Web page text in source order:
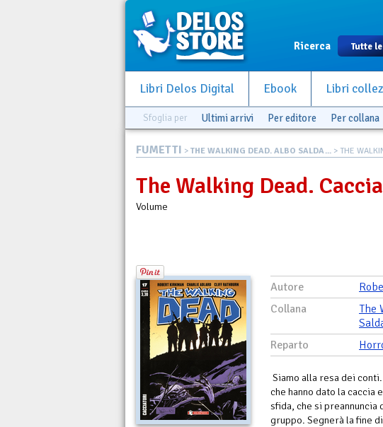
Ricerca
Libri Delos Digital Ebook Libri
Sfoglia per Ultimi arrivi Per editore Per collana
FUMETTI > THE WALKING DEAD. ALBO SALDA... > THE
The Walking Dead.
Volume
Autore
Collana
The
Reparto
Siamo alla resa dei
che hanno dato la caccia
sfida, che si preannuncia
gruppo. Segnerà la fine